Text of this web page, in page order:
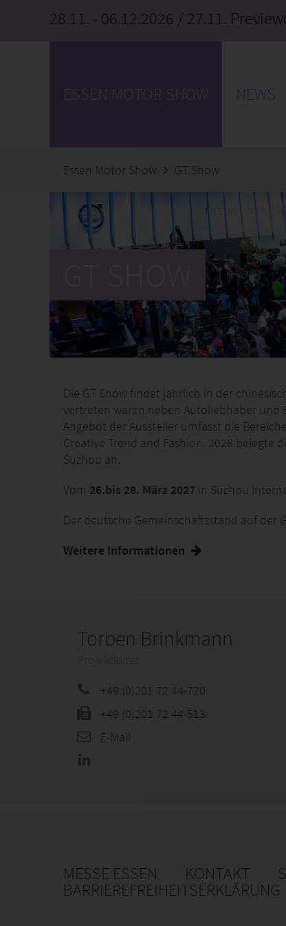
28.11. - 06.12.2026 / 27.11.
ESSEN MOTOR SHOW NEWS
Essen Motor Show GT Show
Die GT Show findet jährlich in der
vertreten waren neben Autoliebhaber und
Angebot der Aussteller umfasst die
Creative Trend and Fashion. 2026 belegte
Suzhou an.
Vom 26.bis 28. März 2027 in Suzhou
Der deutsche Gemeinschaftsstand auf der
Weitere Informationen
Torben Brinkmann
+49 (0)201 72 44-720
+49 (0)201 72 44-513
E-Mail
MESSE ESSEN KONTAKT
BARRIEREFREIHEITSERKLÄRUNG